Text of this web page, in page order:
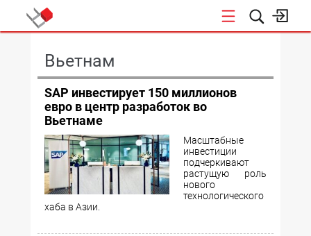
Вьетнам
SAP инвестирует 150 миллионов
евро в центр разработок во
Вьетнаме
Масштабные
инвестиции
подчеркивают
растущую роль
нового
технологического
хаба в Азии.